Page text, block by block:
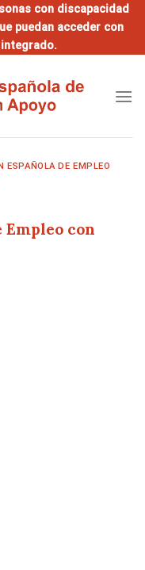
con discapacidad
puedan acceder con
ESPAÑOLA DE EMPLEO
con